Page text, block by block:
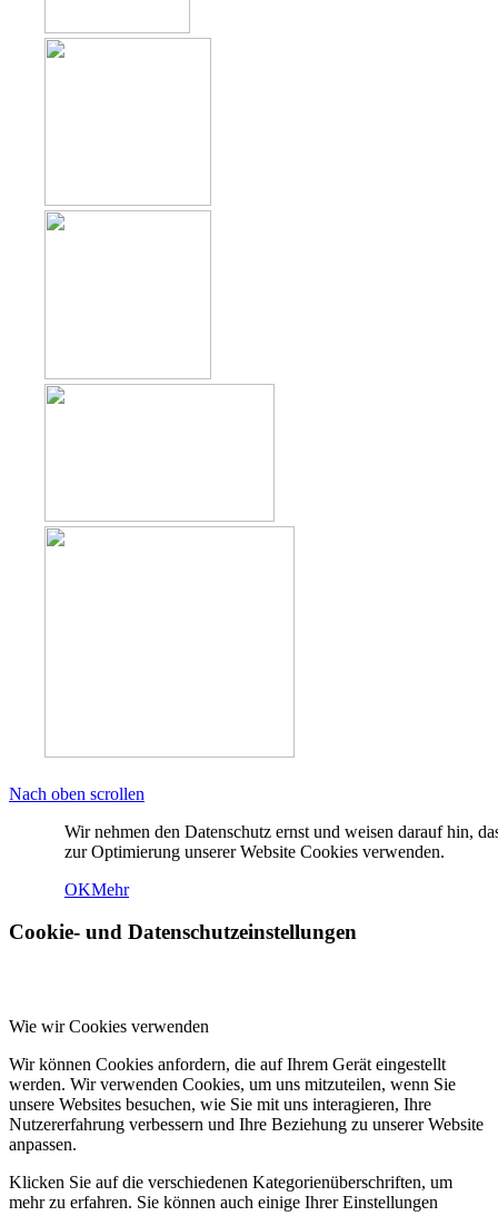
Nach oben scrollen
Wir nehmen den Datenschutz ernst und weisen darauf hin,
zur Optimierung unserer Website Cookies verwenden.
OKMehr
Cookie- und Datenschutzeinstellungen
Wie wir Cookies verwenden
Wir können Cookies anfordern, die auf Ihrem Gerät eingestellt
werden. Wir verwenden Cookies, um uns mitzuteilen, wenn Sie
unsere Websites besuchen, wie Sie mit uns interagieren, Ihre
Nutzererfahrung verbessern und Ihre Beziehung zu unserer Website
anpassen.
Klicken Sie auf die verschiedenen Kategorienüberschriften, um
mehr zu erfahren. Sie können auch einige Ihrer Einstellungen